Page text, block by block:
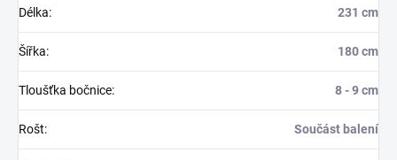
Délka: 231 cm
Šířka: 180 cm
Tloušťka bočnice: 8 - 9 cm
Rošt: Součást balení